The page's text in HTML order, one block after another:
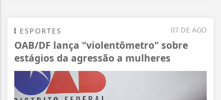
07 DE AGO
ESPORTES
OAB/DF lança "violentômetro" sobre
estágios da agressão a mulheres
Termos de Uso e Privacidade
Esse site utiliza cookies para melhorar sua
experiência de navegação. Ao continuar o acesso,
entendemos que você concorda com nossos Termos
de Uso e Privacidade.